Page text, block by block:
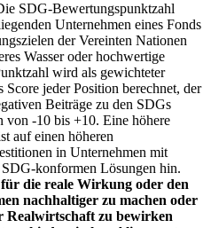
SDG-Bewertungspunktzahl
Unternehmen eines Fonds
der Vereinten Nationen
Wasser oder hochwertige
wird als gewichteter
jeder Position berechnet, der
Beiträge zu den SDGs
von -10 bis +10. Eine höhere
auf einen höheren
in Unternehmen mit
konformen Lösungen hin.
die reale Wirkung oder den
nachhaltiger zu machen oder
Realwirtschaft zu bewirken